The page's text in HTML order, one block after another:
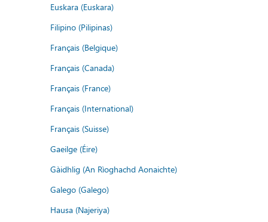
Euskara (Euskara)
Filipino (Pilipinas)
Français (Belgique)
Français (Canada)
Français (France)
Français (International)
Français (Suisse)
Gaeilge (Éire)
Gàidhlig (An Rìoghachd Aonaichte)
Galego (Galego)
Hausa (Najeriya)